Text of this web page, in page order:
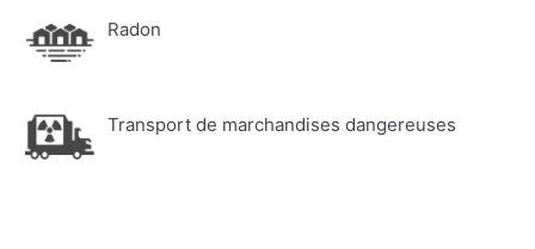
Radon
Transport de marchandises dangereuses